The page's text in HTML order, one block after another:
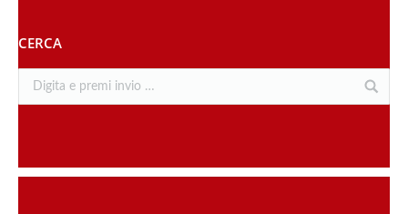
CERCA